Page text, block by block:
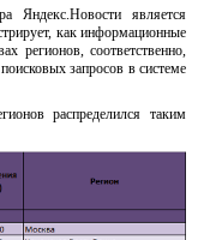
Яндекс.Новости является
как информационные
регионов, соответственно,
запросов в системе
распределился таким